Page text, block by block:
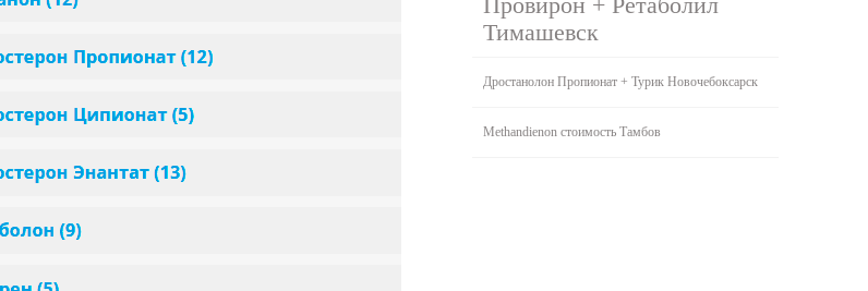
Тимашевск
Дростанолон Пропионат + Турик Новочебоксарск
Methandienon стоимость Тамбов